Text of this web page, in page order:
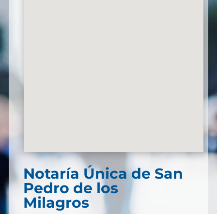
Notaría Única de San
Pedro de los
Milagros